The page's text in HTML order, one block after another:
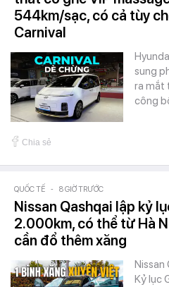
544km/sạc, có cả tùy
Carnival
sung
ra mắt
công
Chia sẻ
QUỐC TẾ - 8 GIỜ TRƯỚC
Nissan Qashqai lập kỷ
2.000km, có thể từ Hà
cần đổ thêm xăng
Nissan
Kỷ lục